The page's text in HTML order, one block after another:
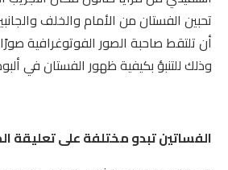
تحبين الفستان من الأمام والخلف
أن تلتقط صاحبة الصور الفوتوغرافية
وذلك للتنبؤ بكيفية ظهور الفستان في
الفساتين تبدو مختلفة على تعليقة